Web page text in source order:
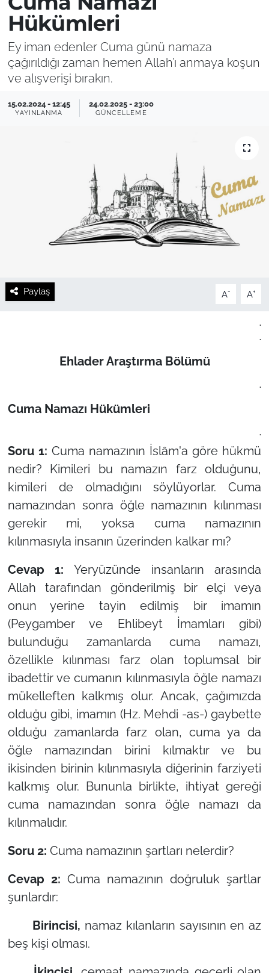
Hükümleri
Ey iman edenler Cuma günü namaza
çağırıldığı zaman hemen Allah’ı anmaya koşun
ve alışverişi bırakın.
15.02.2024 - 12:45
YAYINLANMA
24.02.2025 - 23:00
GÜNCELLEME
Paylaş A- A+
.
.
Ehlader Araştırma Bölümü
.
Cuma Namazı Hükümleri
.
Soru 1: Cuma namazının İslâm'a göre hükmü
nedir? Kimileri bu namazın farz olduğunu,
kimileri de olmadığını söylüyorlar. Cuma
namazından sonra öğle namazının kılınması
gerekir mi, yoksa cuma namazının
kılınmasıyla insanın üzerinden kalkar mı?
Cevap 1: Yeryüzünde insanların arasında
Allah tarafından gönderilmiş bir elçi veya
onun yerine tayin edilmiş bir imamın
(Peygamber ve Ehlibeyt İmamları gibi)
bulunduğu zamanlarda cuma namazı,
özellikle kılınması farz olan toplumsal bir
ibadettir ve cumanın kılınmasıyla öğle namazı
mükelleften kalkmış olur. Ancak, çağımızda
olduğu gibi, imamın (Hz. Mehdi -as-) gaybette
olduğu zamanlarda farz olan, cuma ya da
öğle namazından birini kılmaktır ve bu
ikisinden birinin kılınmasıyla diğerinin farziyeti
kalkmış olur. Bununla birlikte, ihtiyat gereği
cuma namazından sonra öğle namazı da
kılınmalıdır.
Soru 2: Cuma namazının şartları nelerdir?
Cevap 2: Cuma namazının doğruluk şartlar
şunlardır:
Birincisi, namaz kılanların sayısının en az
beş kişi olması.